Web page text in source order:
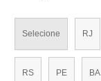
Selecione RJ
RS PE BA